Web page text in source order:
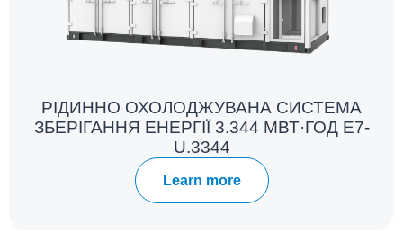
РІДИННО ОХОЛОДЖУВАНА СИСТЕМА
ЗБЕРІГАННЯ ЕНЕРГІЇ 3.344 МВТ·ГОД E7-
U.3344
Learn more